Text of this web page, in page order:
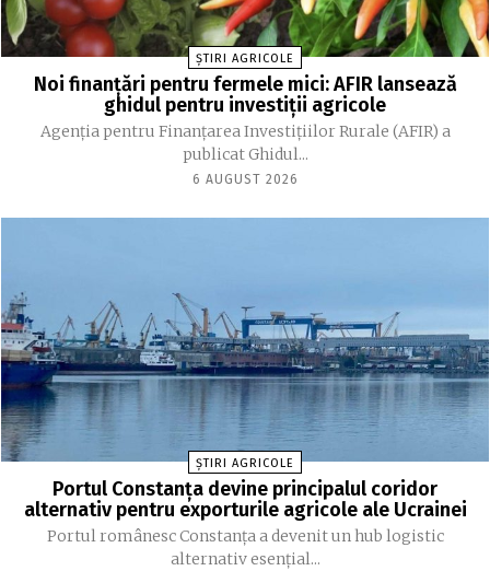
ȘTIRI AGRICOLE
Noi finanțări pentru fermele mici: AFIR lansează
ghidul pentru investiții agricole
Agenția pentru Finanțarea Investițiilor Rurale (AFIR) a
publicat Ghidul...
6 AUGUST 2026
ȘTIRI AGRICOLE
Portul Constanța devine principalul coridor
alternativ pentru exporturile agricole ale Ucrainei
Portul românesc Constanța a devenit un hub logistic
alternativ esențial...